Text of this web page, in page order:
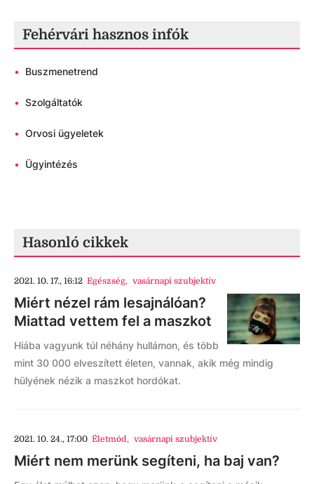
Fehérvári hasznos infók
• Buszmenetrend
• Szolgáltatók
• Orvosi ügyeletek
• Ügyintézés
Hasonló cikkek
2021. 10. 17., 16:12 Egészség, vasárnapi szubjektív
Miért nézel rám lesajnálóan?
Miattad vettem fel a maszkot
Hiába vagyunk túl néhány hullámon, és több
mint 30 000 elveszített életen, vannak, akik még mindig
hülyének nézik a maszkot hordókat.
2021. 10. 24., 17:00 Életmód, vasárnapi szubjektív
Miért nem merünk segíteni, ha baj van?